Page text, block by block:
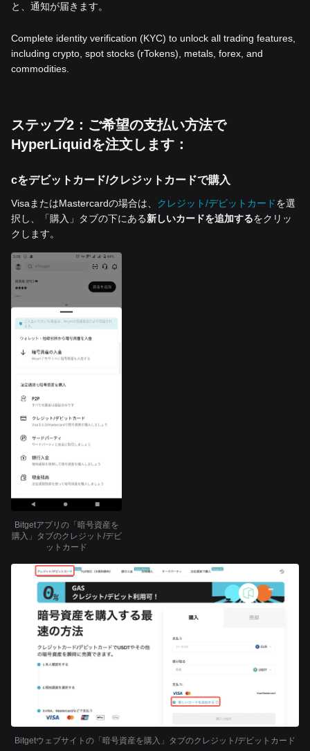
と、通知が届きます。
Complete identity verification (KYC) to unlock all trading features,
including crypto, spot stocks (rTokens), metals, forex, and
commodities.
ステップ2：ご希望の支払い方法で
HyperLiquidを注文します：
cをデビットカード/クレジットカードで購入
VisaまたはMastercardの場合は、 クレジット/デビットカードを選
択し、「購入」タブの下にある新しいカードを追加するをクリッ
クします。
Bitgetアプリの「暗号資産を
購入」タブのクレジット/デビ
ットカード
Bitgetウェブサイトの「暗号資産を購入」タブのクレジット/デビットカード